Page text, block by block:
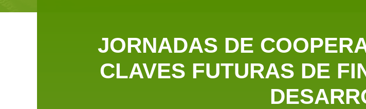
JORNADAS DE
CLAVES FUTURAS DE